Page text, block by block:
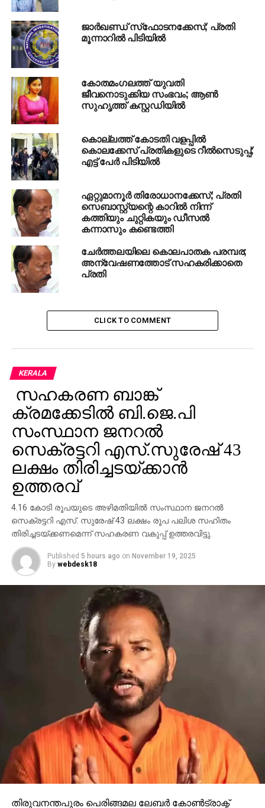
RELATED TOPICS:
UP NEXT
ഭാര്യയെയും എട്ട് വയസ്സുള്ള മകനെയും കഴുത്ത്
ഞെരിച്ച് കൊലപ്പെടുത്തി; യുവാവ് പിടിയില്‍
DON'T MISS
വരുമാനമുണ്ടെങ്കിലും മുന്‍ ഭാര്യക്ക് ജീവനാംശം
നിഷേധിക്കാനാവില്ല; ഹൈക്കോടതി
ജാര്‍ഖണ്ഡ് സ്‌ഫോടനക്കേസ്; പ്രതി
മൂന്നാറില്‍ പിടിയില്‍
കോതമംഗലത്ത് യുവതി
ജീവനൊടുക്കിയ സംഭവം; ആണ്‍
സുഹൃത്ത് കസ്റ്റഡിയില്‍
കൊല്ലത്ത് കോടതി വളപ്പില്‍
കൊലക്കേസ് പ്രതികളുടെ റീല്‍സെടുപ്പ്;
എട്ട് പേര്‍ പിടിയില്‍
ഏറ്റുമാനൂര്‍ തിരോധാനക്കേസ്; പ്രതി
സെബാസ്റ്റ്യന്റെ കാറില്‍ നിന്ന്
കത്തിയും ചുറ്റികയും ഡീസല്‍
കന്നാസും കണ്ടെത്തി
ചേര്‍ത്തലയിലെ കൊലപാതക പരമ്പര;
അന്വേഷണത്തോട് സഹകരിക്കാതെ
പ്രതി
CLICK TO COMMENT
KERALA
സഹകരണ ബാങ്ക്
ക്രമക്കേടില്‍ ബി.ജെ.പി
സംസ്ഥാന ജനറല്‍
സെക്രട്ടറി എസ്.സുരേഷ് 43
ലക്ഷം തിരിച്ചടയ്ക്കാന്‍
ഉത്തരവ്
4.16 കോടി രൂപയുടെ അഴിമതിയില്‍ സംസ്ഥാന ജനറല്‍
സെക്രട്ടറി എസ്. സുരേഷ് 43 ലക്ഷം രൂപ പലിശ സഹിതം
തിരിച്ചടയ്ക്കണമെന്ന് സഹകരണ വകുപ്പ് ഉത്തരവിട്ടു.
Published 5 hours ago on November 19, 2025
By webdesk18
തിരുവനന്തപുരം പെരിങ്ങമല ലേബര്‍ കോണ്‍ട്രാക്ട്